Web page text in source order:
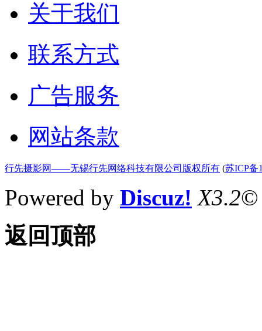
关于我们
联系方式
广告服务
网站条款
行先摄影网——无锡行先网络科技有限公司版权所有 (苏ICP备
Powered by Discuz! X3.2©
返回顶部